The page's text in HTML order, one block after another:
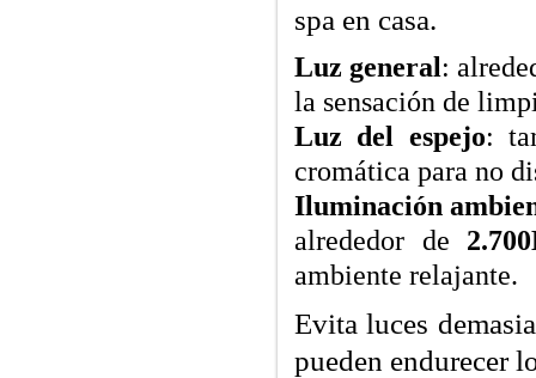
spa en casa.
Luz general:
la sensación de
Luz del espejo:
cromática para no
Iluminación
alrededor de
ambiente relajante.
Evita luces
pueden endurecer